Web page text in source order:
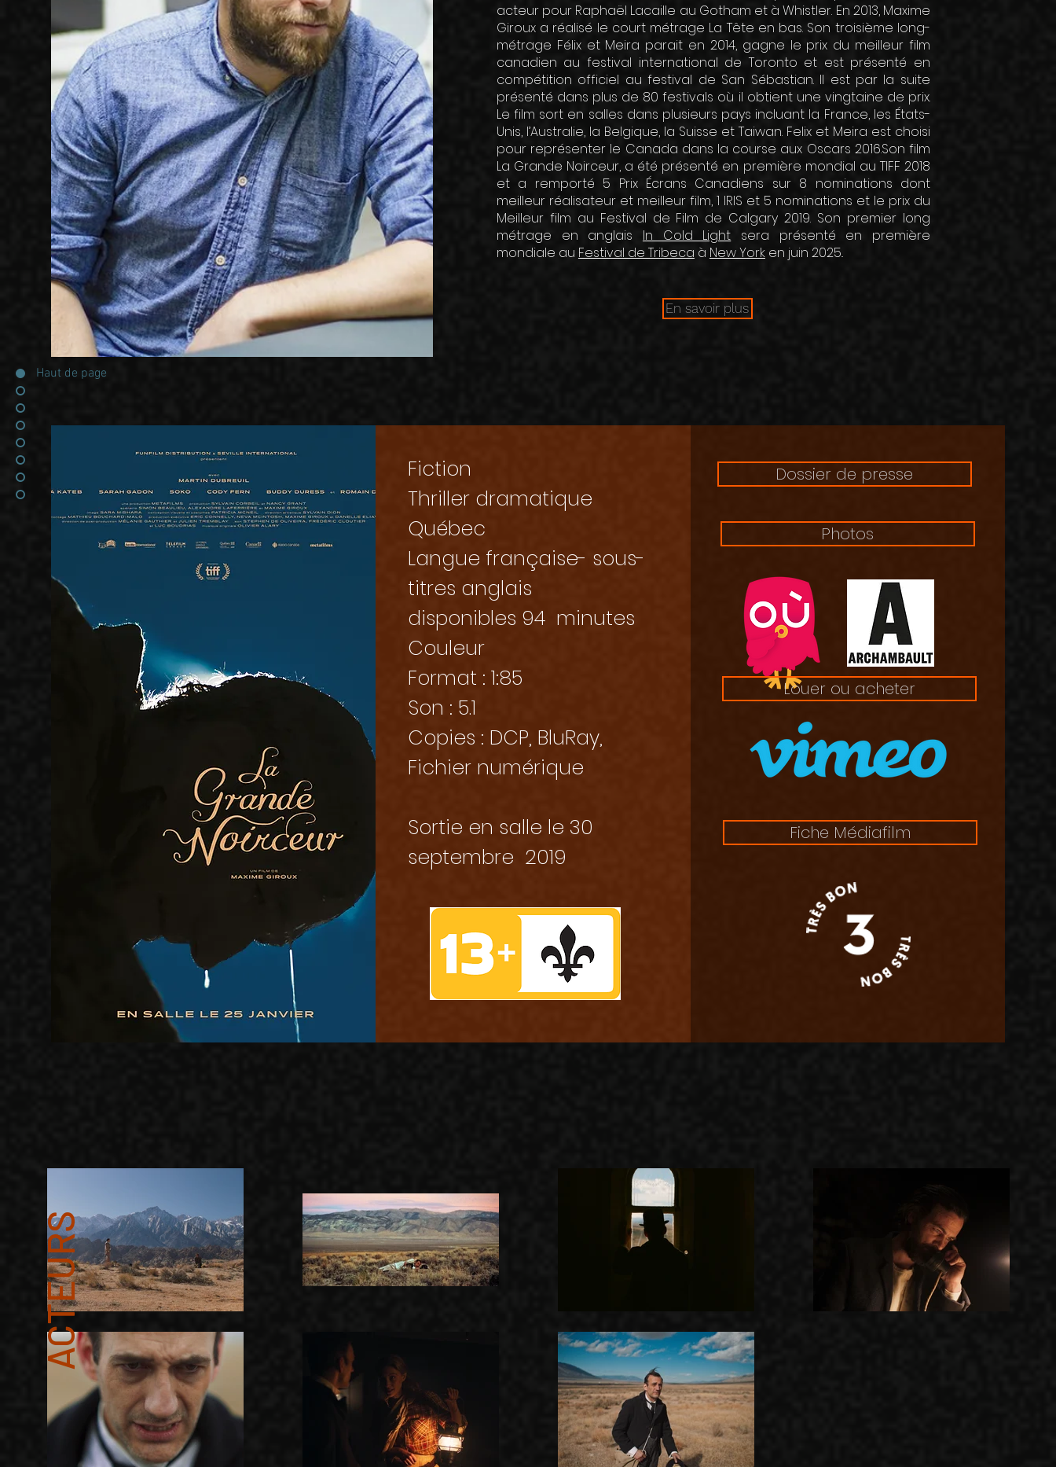
Haut de page
acteur pour Raphaël Lacaille au Gotham et à Whistler. En 2013, Maxime
Giroux a réalisé le court métrage La Tête en bas. Son troisième long-
métrage Félix et Meira parait en 2014, gagne le prix du meilleur film
canadien au festival international de Toronto et est présenté en
compétition officiel au festival de San Sébastian. Il est par la suite
présenté dans plus de 80 festivals où il obtient une vingtaine de prix.
Le film sort en salles dans plusieurs pays incluant la France, les États-
Unis, l’Australie, la Belgique, la Suisse et Taiwan. Felix et Meira est choisi
pour représenter le Canada dans la course aux Oscars 2016.Son film
La Grande Noirceur, a été présenté en première mondial au TIFF 2018
et a remporté 5 Prix Écrans Canadiens sur 8 nominations dont
meilleur réalisateur et meilleur film, 1 IRIS et 5 nominations et le prix du
Meilleur film au Festival de Film de Calgary 2019. Son premier long
métrage en anglais In Cold Light sera présenté en première
mondiale au Festival de Tribeca à New Yorken juin 2025..
En savoir plus
Fiction
Thriller dramatique
Québec
Langue française- sous-
titres anglais
disponibles 94 minutes
Couleur
Format : 1:85
Son : 5.1
Copies : DCP, BluRay,
Fichier numérique
Sortie en salle le 30
septembre 2019
Dossier de presse
Photos
Louer ou acheter
Fiche Médiafilm
ACTEURS